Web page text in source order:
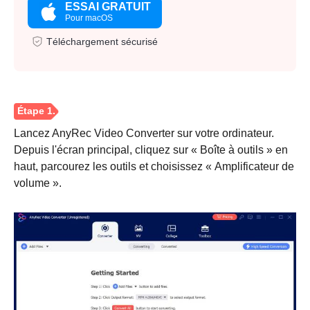
ESSAI GRATUIT
Pour macOS
Téléchargement sécurisé
Lancez AnyRec Video Converter sur votre ordinateur.
Depuis l'écran principal, cliquez sur « Boîte à outils » en
haut, parcourez les outils et choisissez « Amplificateur de
volume ».